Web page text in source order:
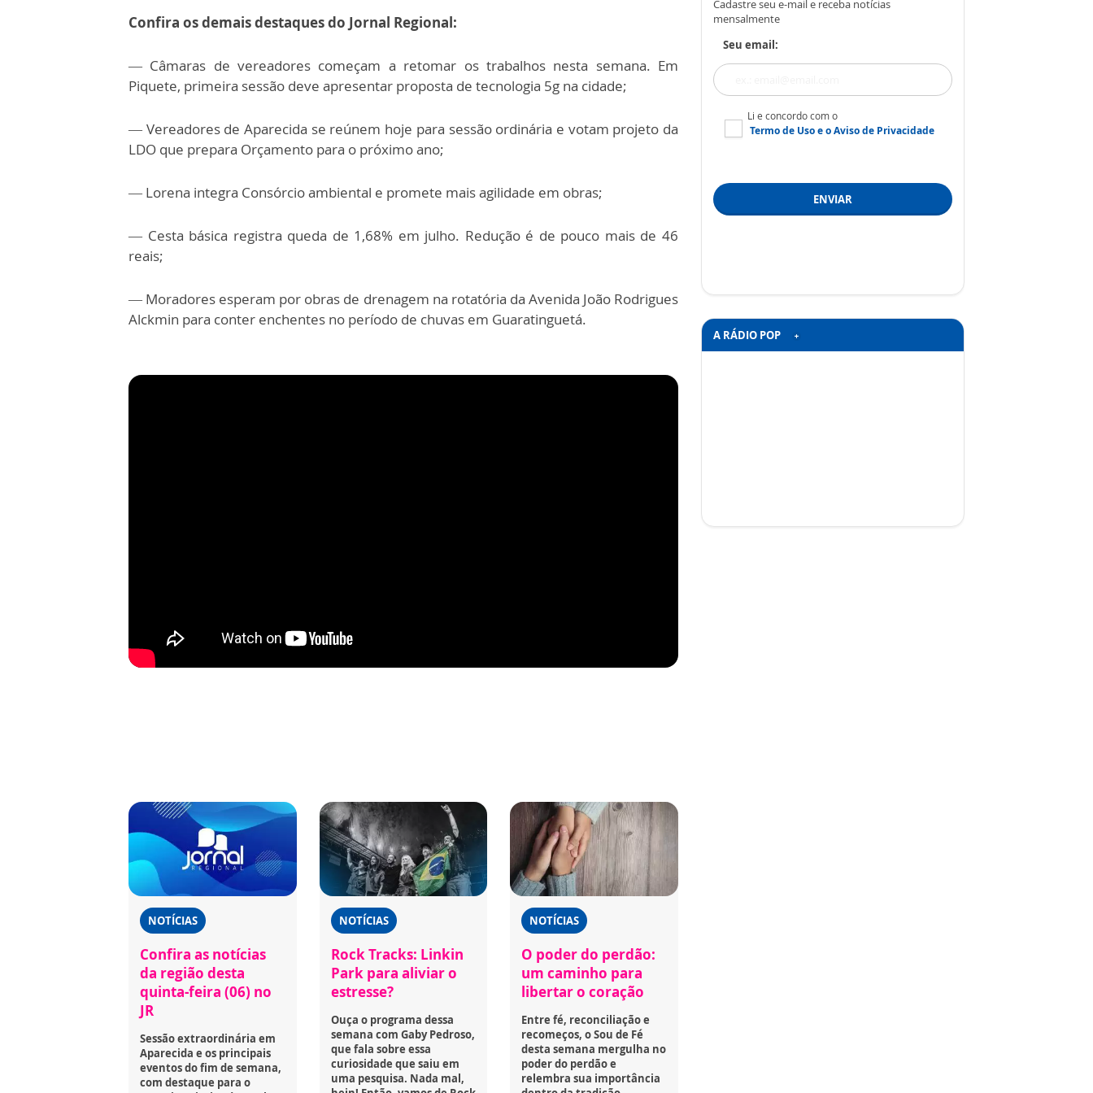
Confira os demais destaques do Jornal Regional:
— Câmaras de vereadores começam a retomar os trabalhos nesta semana. Em
Piquete, primeira sessão deve apresentar proposta de tecnologia 5g na cidade;
— Vereadores de Aparecida se reúnem hoje para sessão ordinária e votam projeto da
LDO que prepara Orçamento para o próximo ano;
— Lorena integra Consórcio ambiental e promete mais agilidade em obras;
— Cesta básica registra queda de 1,68% em julho. Redução é de pouco mais de 46
reais;
— Moradores esperam por obras de drenagem na rotatória da Avenida João Rodrigues
Alckmin para conter enchentes no período de chuvas em Guaratinguetá.
NOTÍCIAS
Confira as notícias
da região desta
quinta-feira (06) no
JR
Sessão extraordinária em
Aparecida e os principais
eventos do fim de semana,
com destaque para o
NOTÍCIAS
Rock Tracks: Linkin
Park para aliviar o
estresse?
Ouça o programa dessa
semana com Gaby Pedroso,
que fala sobre essa
curiosidade que saiu em
uma pesquisa. Nada mal,
NOTÍCIAS
O poder do perdão:
um caminho para
libertar o coração
Entre fé, reconciliação e
recomeços, o Sou de Fé
desta semana mergulha no
poder do perdão e
relembra sua importância
Cadastre seu e-mail e receba notícias
mensalmente
Seu email:
Li e concordo com o
Termo de Usoe oAviso de Privacidade
ENVIAR
A RÁDIO POP